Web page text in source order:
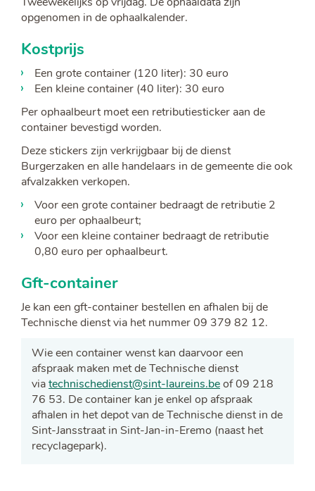
opgenomen in de ophaalkalender.
Kostprijs
Een grote container (120 liter): 30 euro
Een kleine container (40 liter): 30 euro
Per ophaalbeurt moet een retributiesticker aan de
container bevestigd worden.
Deze stickers zijn verkrijgbaar bij de dienst
Burgerzaken en alle handelaars in de gemeente die ook
afvalzakken verkopen.
Voor een grote container bedraagt de retributie 2
euro per ophaalbeurt;
Voor een kleine container bedraagt de retributie
0,80 euro per ophaalbeurt.
Gft-container
Je kan een gft-container bestellen en afhalen bij de
Technische dienst via het nummer 09 379 82 12.
Wie een container wenst kan daarvoor een
afspraak maken met de Technische dienst
viatechnischedienst@sint-laureins.beof 09 218
76 53. De container kan je enkel op afspraak
afhalen in het depot van de Technische dienst in de
Sint-Jansstraat in Sint-Jan-in-Eremo (naast het
recyclagepark).